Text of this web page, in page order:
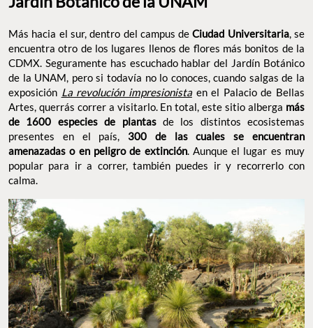
Más hacia el sur, dentro del campus deCiudad Universitaria, se
encuentra otro de los lugares llenos de flores más bonitos de la
CDMX. Seguramente has escuchado hablar del Jardín Botánico
de la UNAM, pero si todavía no lo conoces, cuando salgas de la
exposición La revolución impresionistaen el Palacio de Bellas
Artes, querrás correr a visitarlo. En total, este sitio alberga más
de 1600 especies de plantasde los distintos ecosistemas
presentes en el país, 300 de las cuales se encuentran
amenazadas o en peligro de extinción. Aunque el lugar es muy
popular para ir a correr, también puedes ir y recorrerlo con
calma.